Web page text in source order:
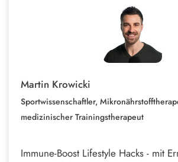
Martin Krowicki
Sportwissenschaftler,
medizinischer Trainingstherapeut
Immune-Boost Lifestyle Hacks - mit